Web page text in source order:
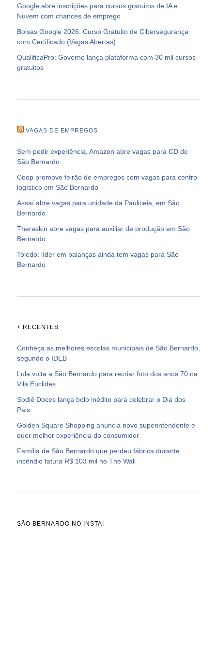
Google abre inscrições para cursos gratuitos de IA e
Nuvem com chances de emprego
Bolsas Google 2026: Curso Gratuito de Cibersegurança
com Certificado (Vagas Abertas)
QualificaPro: Governo lança plataforma com 30 mil cursos
gratuitos
VAGAS DE EMPREGOS
Sem pedir experiência, Amazon abre vagas para CD de
São Bernardo
Coop promove feirão de empregos com vagas para centro
logístico em São Bernardo
Assaí abre vagas para unidade da Pauliceia, em São
Bernardo
Theraskin abre vagas para auxiliar de produção em São
Bernardo
Toledo: líder em balanças ainda tem vagas para São
Bernardo
+ RECENTES
Conheça as melhores escolas municipais de São Bernardo,
segundo o IDEB
Lula volta a São Bernardo para recriar foto dos anos 70 na
Vila Euclides
Sodiê Doces lança bolo inédito para celebrar o Dia dos
Pais
Golden Square Shopping anuncia novo superintendente e
quer melhor experiência do consumidor
Família de São Bernardo que perdeu fábrica durante
incêndio fatura R$ 103 mil no The Wall
SÃO BERNARDO NO INSTA!